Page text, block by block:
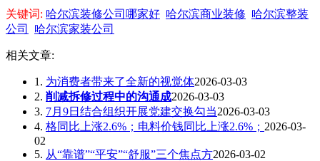
关键词: 哈尔滨装修公司哪家好 哈尔滨商业装修 哈尔滨整装
公司
哈尔滨家装公司
相关文章:
1. 为消费者带来了全新的视觉体2026-03-03
2. 削减拆修过程中的沟通成2026-03-03
3. 7月9日结合组织开展党建交换勾当2026-03-03
4. 格同比上涨2.6%；电料价钱同比上涨2.6%； 2026-03-
02
5. 从“靠谱”“平安”“舒服”三个焦点方2026-03-02